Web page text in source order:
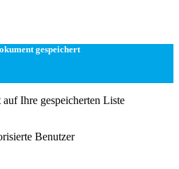
gespeichert
Ihre gespeicherten Liste
Benutzer